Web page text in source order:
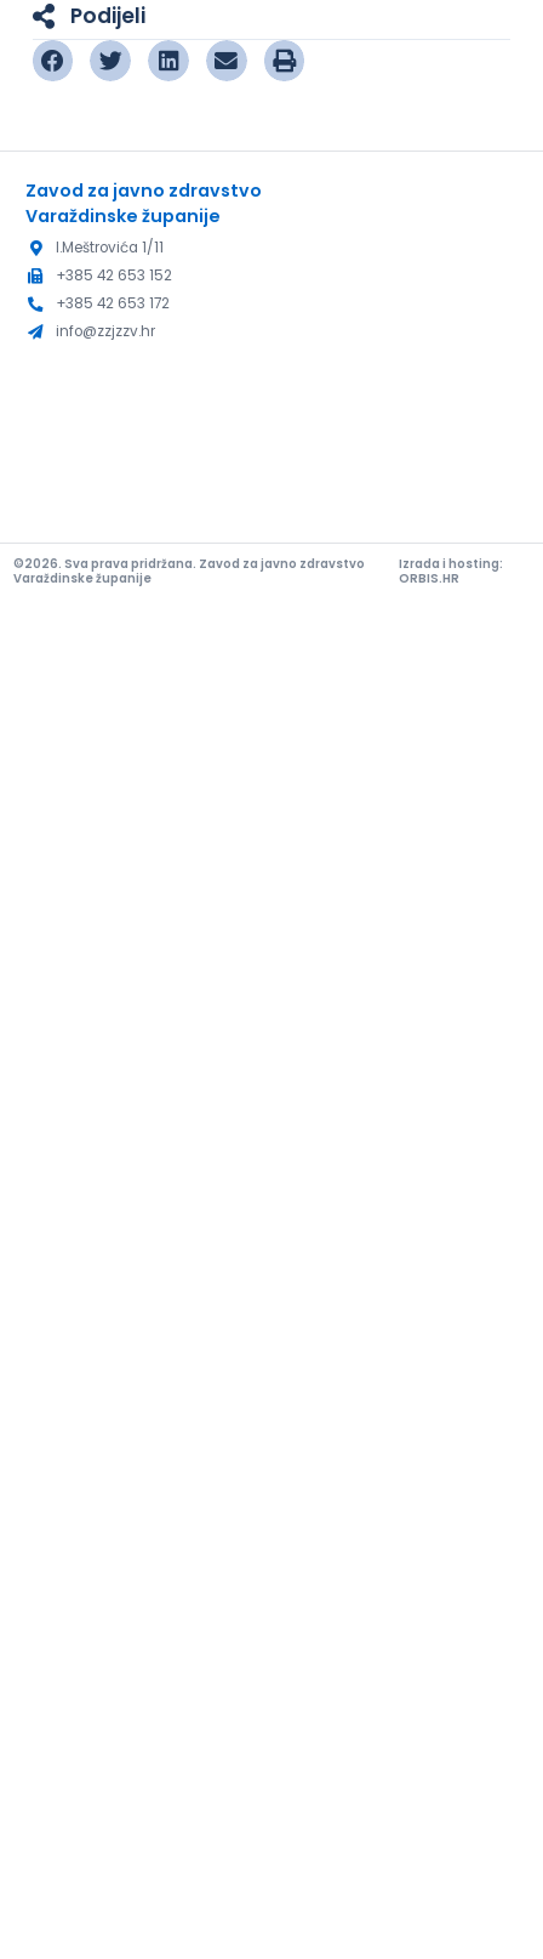
Podijeli
Zavod za javno zdravstvo
Varaždinske županije
I.Meštrovića 1/11
+385 42 653 152
+385 42 653 172
info@zzjzzv.hr
©2026. Sva prava pridržana. Zavod za javno zdravstvo
Varaždinske županije
Izrada i hosting:
ORBIS.HR